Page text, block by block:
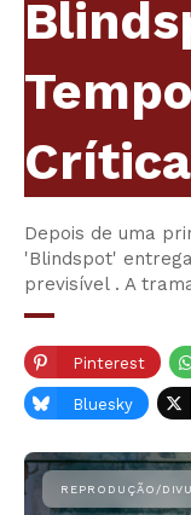
Crítica
Depois de uma
'Blindspot'
previsível . A
Pinterest
Bluesky